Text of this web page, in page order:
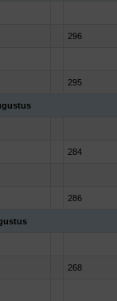
296
295
284
286
268